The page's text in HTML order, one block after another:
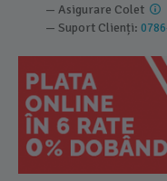
— Asigurare Colet
— Suport Clienți: